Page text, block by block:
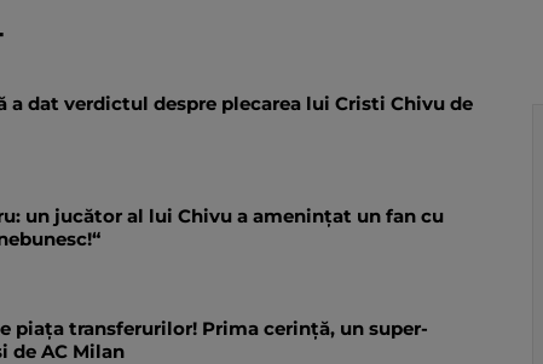
a dat verdictul despre plecarea lui Cristi Chivu de
un jucător al lui Chivu a amenințat un fan cu
piața transferurilor! Prima cerință, un super-
de AC Milan